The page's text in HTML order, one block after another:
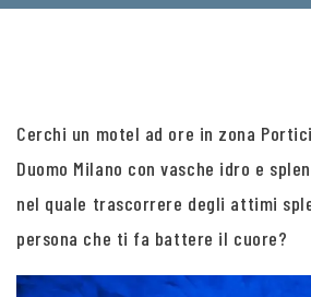
Cerchi un motel ad ore in zona
Duomo Milano con vasche idro e
nel quale trascorrere degli attimi
persona che ti fa battere il cuore?